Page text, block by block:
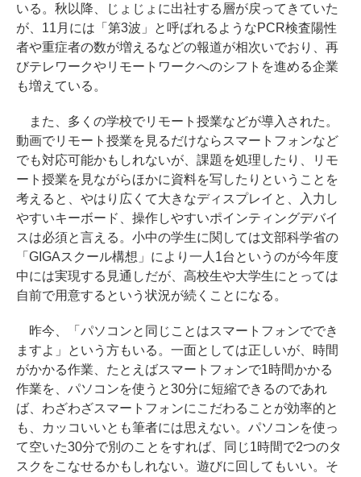
いる。秋以降、じょじょに出社する層が戻ってきていた
が、11月には「第3波」と呼ばれるようなPCR検査陽性
者や重症者の数が増えるなどの報道が相次いでおり、再
びテレワークやリモートワークへのシフトを進める企業
も増えている。
また、多くの学校でリモート授業などが導入された。
動画でリモート授業を見るだけならスマートフォンなど
でも対応可能かもしれないが、課題を処理したり、リモ
ート授業を見ながらほかに資料を写したりということを
考えると、やはり広くて大きなディスプレイと、入力し
やすいキーボード、操作しやすいポインティングデバイ
スは必須と言える。小中の学生に関しては文部科学省の
「GIGAスクール構想」により一人1台というのが今年度
中には実現する見通しだが、高校生や大学生にとっては
自前で用意するという状況が続くことになる。
昨今、「パソコンと同じことはスマートフォンででき
ますよ」という方もいる。一面としては正しいが、時間
がかかる作業、たとえばスマートフォンで1時間かかる
作業を、パソコンを使うと30分に短縮できるのであれ
ば、わざわざスマートフォンにこだわることが効率的と
も、カッコいいとも筆者には思えない。パソコンを使っ
て空いた30分で別のことをすれば、同じ1時間で2つのタ
スクをこなせるかもしれない。遊びに回してもいい。そ